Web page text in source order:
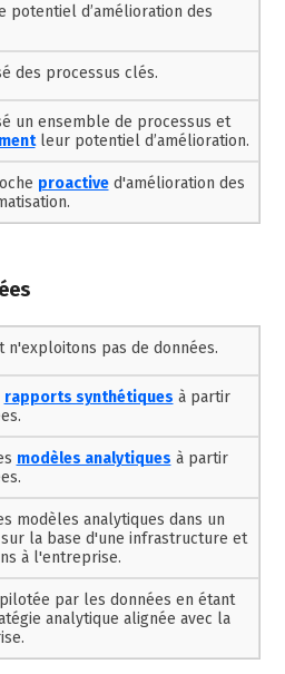
potentiel d’amélioration des
des processus clés.
un ensemble de processus et
leur potentiel d’amélioration.
proactived'amélioration des
n'exploitons pas de données.
rapports synthétiques à partir
modèles analytiques à partir
modèles analytiques dans un
la base d'une infrastructure et
à l'entreprise.
par les données en étant
analytique alignée avec la